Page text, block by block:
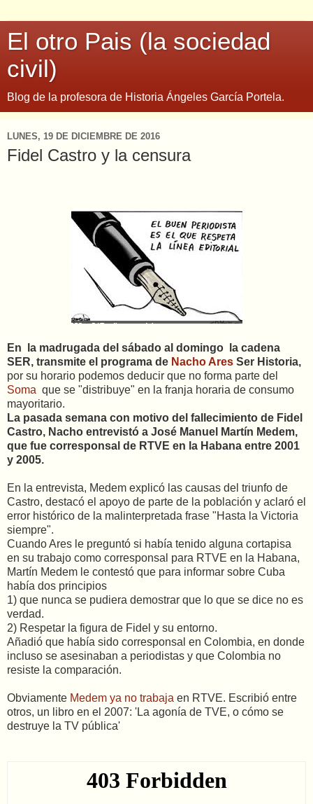
El otro Pais (la sociedad
civil)
Blog de la profesora de Historia Ángeles García Portela.
LUNES, 19 DE DICIEMBRE DE 2016
Fidel Castro y la censura
En la madrugada del sábado al domingo la cadena
SER, transmite el programa de Nacho Ares Ser Historia,
por su horario podemos deducir que no forma parte del
Soma que se "distribuye" en la franja horaria de consumo
mayoritario.
La pasada semana con motivo del fallecimiento de Fidel
Castro, Nacho entrevistó a José Manuel Martín Medem,
que fue corresponsal de RTVE en la Habana entre 2001
y 2005.
En la entrevista, Medem explicó las causas del triunfo de
Castro, destacó el apoyo de parte de la población y aclaró el
error histórico de la malinterpretada frase "Hasta la Victoria
siempre".
Cuando Ares le preguntó si había tenido alguna cortapisa
en su trabajo como corresponsal para RTVE en la Habana,
Martín Medem le contestó que para informar sobre Cuba
había dos principios
1) que nunca se pudiera demostrar que lo que se dice no es
verdad.
2) Respetar la figura de Fidel y su entorno.
Añadió que había sido corresponsal en Colombia, en donde
incluso se asesinaban a periodistas y que Colombia no
resiste la comparación.
Obviamente Medem ya no trabaja en RTVE. Escribió entre
otros, un libro en el 2007: 'La agonía de TVE, o cómo se
destruye la TV pública'